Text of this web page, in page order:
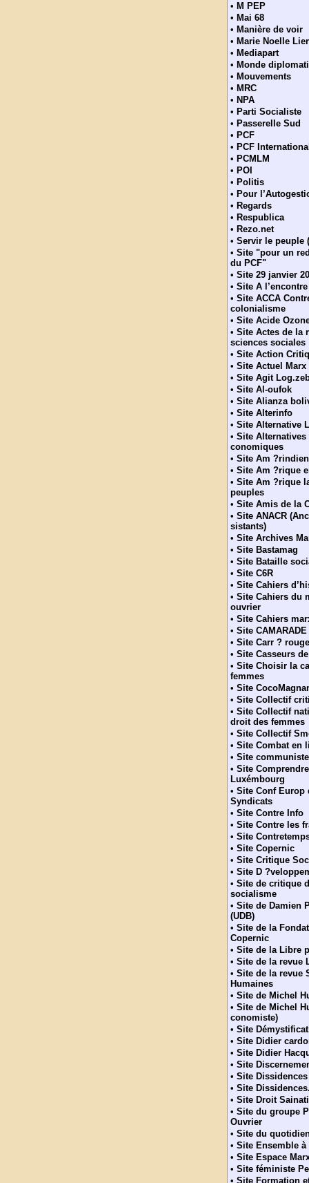
• M PEP
• Mai 68
• Manière de voir
• Marie Noelle
• Mediapart
• Monde
• Mouvements
• MRC
• NPA
• Parti Socialiste
• Passerelle Sud
• PCF
• PCF
• PCMLM
• POI
• Politis
• Pour
• Regards
• Respublica
• Rezo.net
• Servir le peuple
• Site "pour un
du PCF"
• Site 29 janvier
• Site A l’encontre
• Site ACCA
colonialisme
• Site Acide
• Site Actes de la
sciences sociales
• Site Action
• Site Actuel Marx
• Site Agit
• Site Al-oufok
• Site Alianza
• Site Alterinfo
• Site Alternative
• Site Alternatives
conomiques
• Site Am
• Site Am ?rique
• Site Am ?rique
peuples
• Site Amis de la
• Site ANACR
sistants)
• Site Archives
• Site Bastamag
• Site Bataille
• Site C6R
• Site Cahiers
• Site Cahiers du
ouvrier
• Site Cahiers
• Site CAMARADE
• Site Carr ? rouge
• Site Casseurs
• Site Choisir la
femmes
• Site
• Site Collectif
• Site Collectif
droit des femmes
• Site Collectif
• Site Combat en
• Site
• Site
Luxémbourg
• Site Conf Europ
Syndicats
• Site Contre Info
• Site Contre les
• Site
• Site Copernic
• Site Critique
• Site D
• Site de critique
socialisme
• Site de Damien
(UDB)
• Site de la
Copernic
• Site de la Libre
• Site de la revue
• Site de la revue
Humaines
• Site de Michel
• Site de Michel
conomiste)
• Site
• Site Didier
• Site Didier
• Site
• Site Dissidences
• Site
• Site Droit Sainati
• Site du groupe
Ouvrier
• Site du
• Site Ensemble à
• Site Espace
• Site féministe
• Site Formation